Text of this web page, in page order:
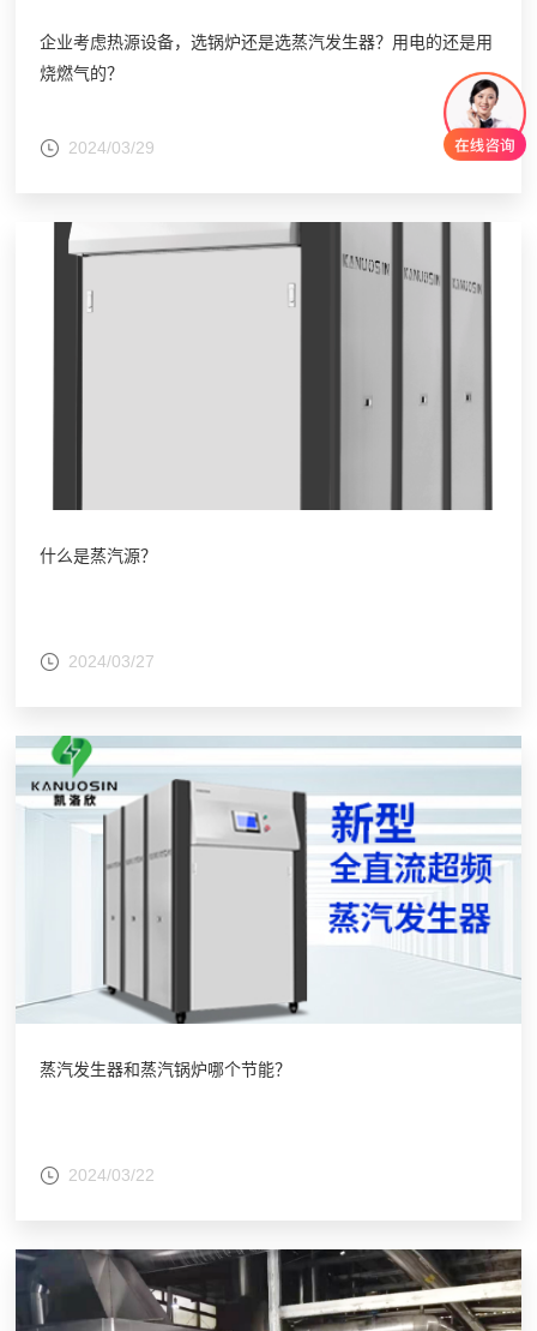
企业考虑热源设备，选锅炉还是选蒸汽发生器？用电的还是用
烧燃气的？
2024/03/29
什么是蒸汽源？
2024/03/27
蒸汽发生器和蒸汽锅炉哪个节能？
2024/03/22